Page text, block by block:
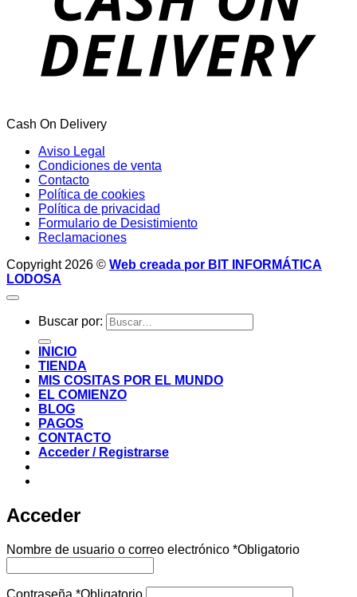
Cash On Delivery
Aviso Legal
Condiciones de venta
Contacto
Política de cookies
Política de privacidad
Formulario de Desistimiento
Reclamaciones
Copyright 2026 © Web creada por BIT INFORMÁTICA
LODOSA
Buscar por:
INICIO
TIENDA
MIS COSITAS POR EL MUNDO
EL COMIENZO
BLOG
PAGOS
CONTACTO
Acceder / Registrarse
Acceder
Nombre de usuario o correo electrónico *Obligatorio